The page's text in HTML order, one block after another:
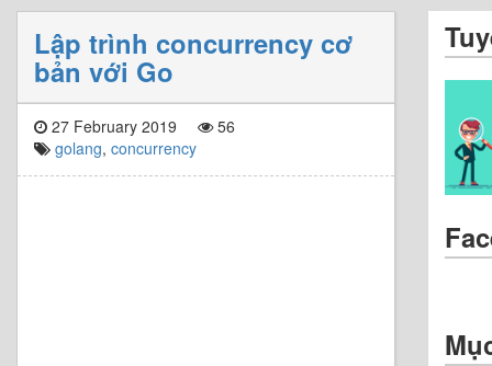
Lập trình concurrency cơ
bản với Go
27 February 2019
56
golang, concurrency